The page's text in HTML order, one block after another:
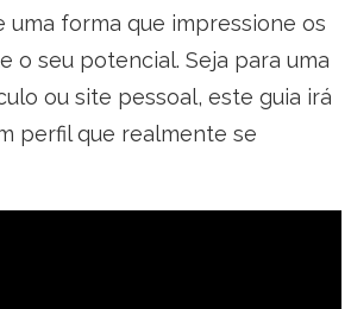
uma forma que impressione os
o seu potencial. Seja para uma
ou site pessoal, este guia irá
perfil que realmente se